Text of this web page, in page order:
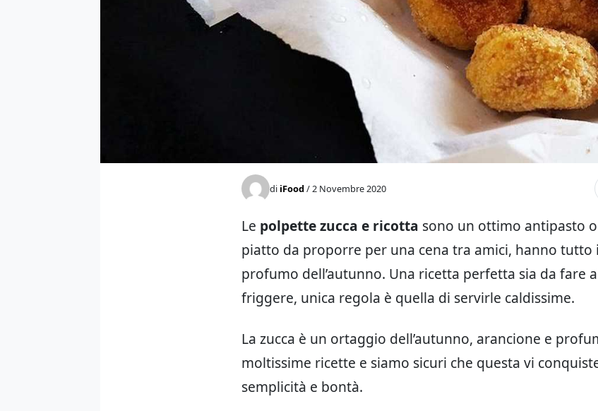
di iFood/ 2 Novembre 2020
Le polpette zucca e ricotta sono un ottimo antipasto
piatto da proporre per una cena tra amici, hanno tutto
profumo dell’autunno. Una ricetta perfetta sia da fare
friggere, unica regola è quella di servirle caldissime.
La zucca è un ortaggio dell’autunno, arancione e
moltissime ricette e siamo sicuri che questa vi
semplicità e bontà.